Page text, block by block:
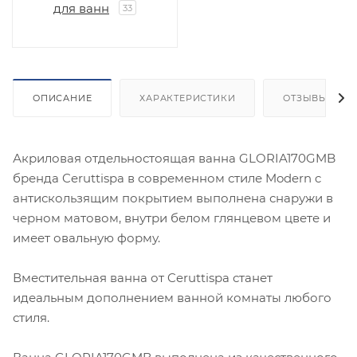
для ванн 33
ОПИСАНИЕ ХАРАКТЕРИСТИКИ ОТЗЫВЫ
Акриловая отдельностоящая ванна GLORIA170GMB
бренда Ceruttispa в современном стиле Modern c
антискользящим покрытием выполнена снаружи в
черном матовом, внутри белом глянцевом цвете и
имеет овальную форму.
Вместительная ванна от Ceruttispa станет
идеальным дополнением ванной комнаты любого
стиля.